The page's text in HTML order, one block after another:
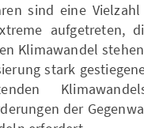
sind eine
aufgetreten,
Klimawandel
stark
der